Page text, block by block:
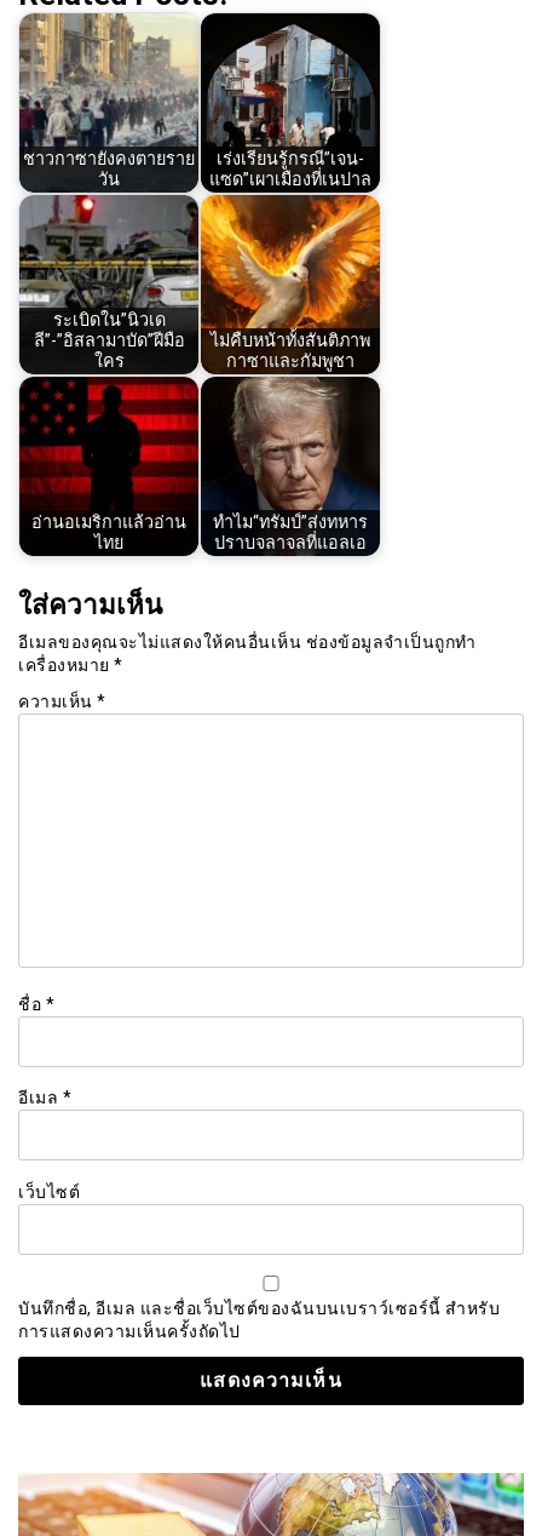
ชาวกาซายังคงตายราย
วัน
เร่งเรียนรู้กรณี”เจน-
แซด”เผาเมืองที่เนปาล
ระเบิดใน”นิวเด
ลี”-”อิสลามาบัด”ฝีมือ
ใคร
ไม่คืบหน้าทั้งสันติภาพ
กาซาและกัมพูชา
อ่านอเมริกาแล้วอ่าน
ไทย
ทำไม“ทรัมป์”ส่งทหาร
ปราบจลาจลที่แอลเอ
ใส่ความเห็น
อีเมลของคุณจะไม่แสดงให้คนอื่นเห็น ช่องข้อมูลจำเป็นถูกทำ
เครื่องหมาย *
ความเห็น *
ชื่อ *
อีเมล *
เว็บไซต์
บันทึกชื่อ, อีเมล และชื่อเว็บไซต์ของฉันบนเบราว์เซอร์นี้ สำหรับ
การแสดงความเห็นครั้งถัดไป